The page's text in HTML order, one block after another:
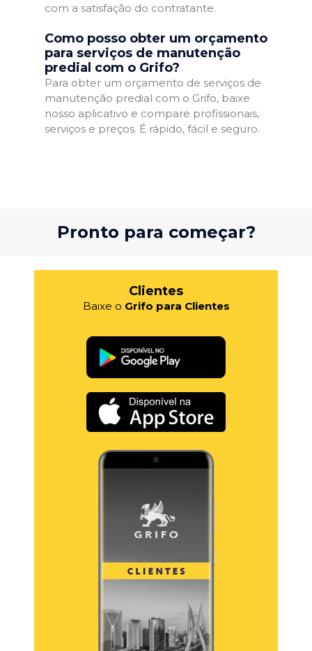
com a satisfação do contratante.
Como posso obter um orçamento
para serviços de manutenção
predial com o Grifo?
Para obter um orçamento de serviços de
manutenção predial com o Grifo, baixe
nosso aplicativo e compare profissionais,
serviços e preços. É rápido, fácil e seguro.
Pronto para começar?
Clientes
Baixe o Grifo para Clientes